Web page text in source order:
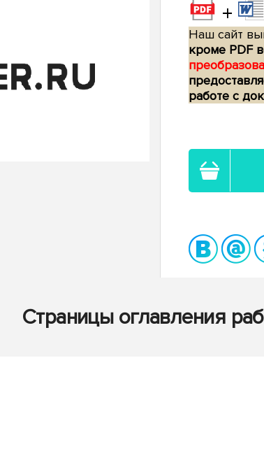
+
Наш сайт
кроме PDF
работе с
Страницы оглавления